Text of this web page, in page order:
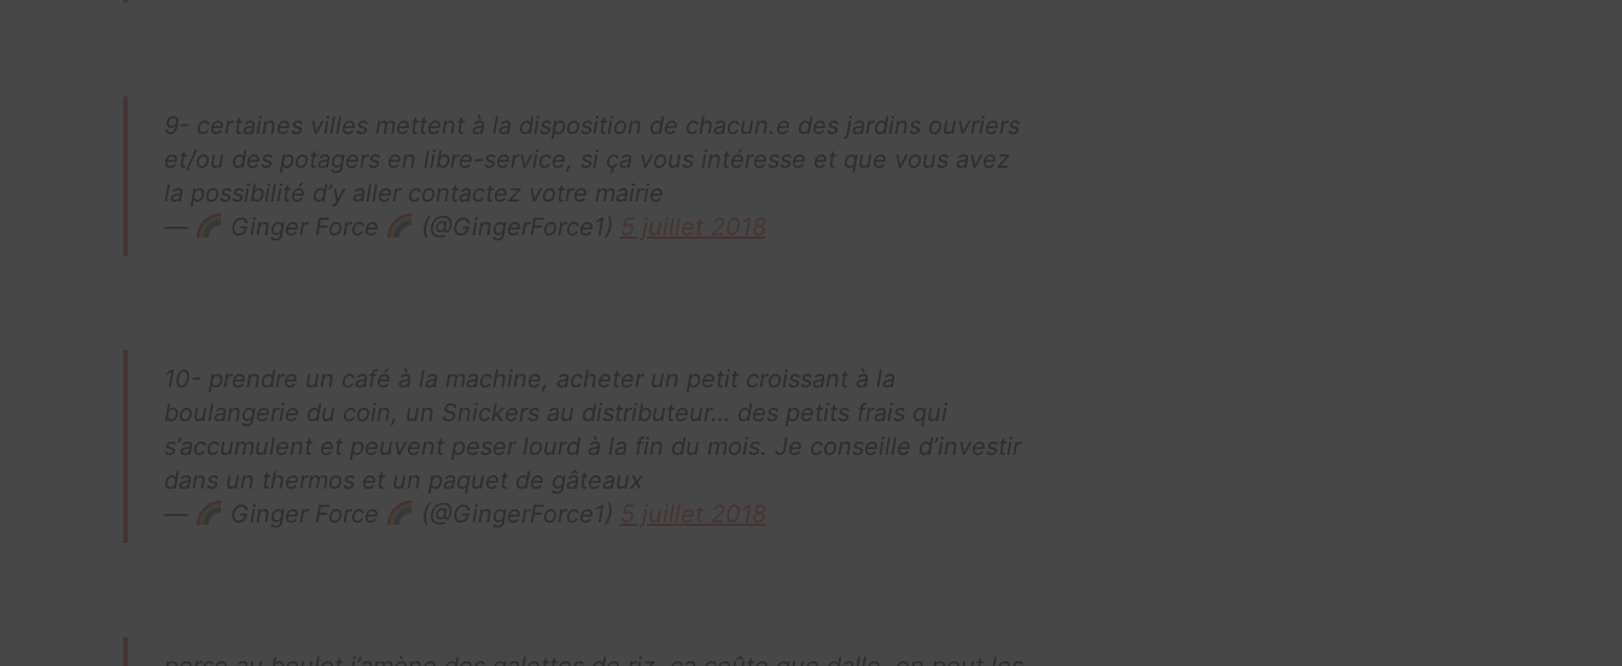
9- certaines villes mettent à la disposition de chacun.e des jardins ouvriers
et/ou des potagers en libre-service, si ça vous intéresse et que vous avez
la possibilité d’y aller contactez votre mairie
—
Ginger Force (@GingerForce1)
10- prendre un café à la machine, acheter un petit croissant à la
boulangerie du coin, un Snickers au distributeur… des petits frais qui
s’accumulent et peuvent peser lourd à la fin du mois. Je conseille d’investir
dans un thermos et un paquet de gâteaux
—
Ginger Force (@GingerForce1)